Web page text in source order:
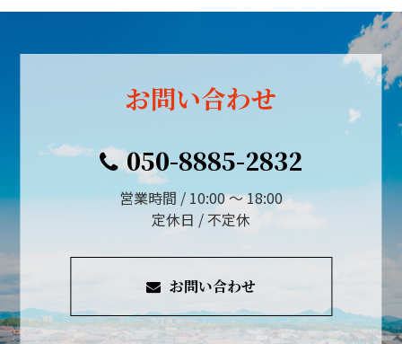
お問い合わせ
050-8885-2832
営業時間 / 10:00 ～ 18:00
定休日 / 不定休
お問い合わせ